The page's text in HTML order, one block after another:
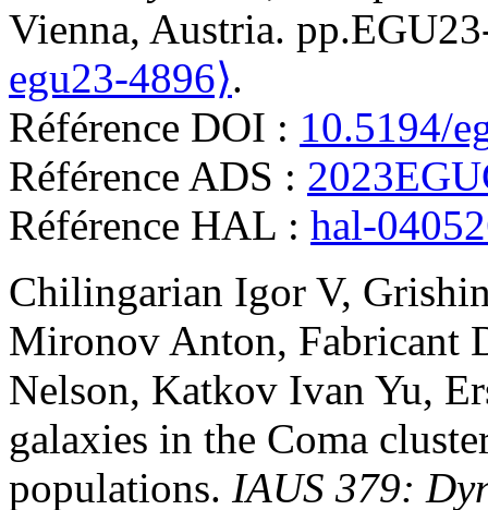
Vienna, Austria.
egu23-4896⟩.
Référence DOI : 10.5194/
Référence ADS :
Référence HAL : hal-
Chilingarian Igor V,
Mironov Anton, Fabricant
Nelson, Katkov Ivan Yu,
galaxies in the Coma
populations. IAUS 379: